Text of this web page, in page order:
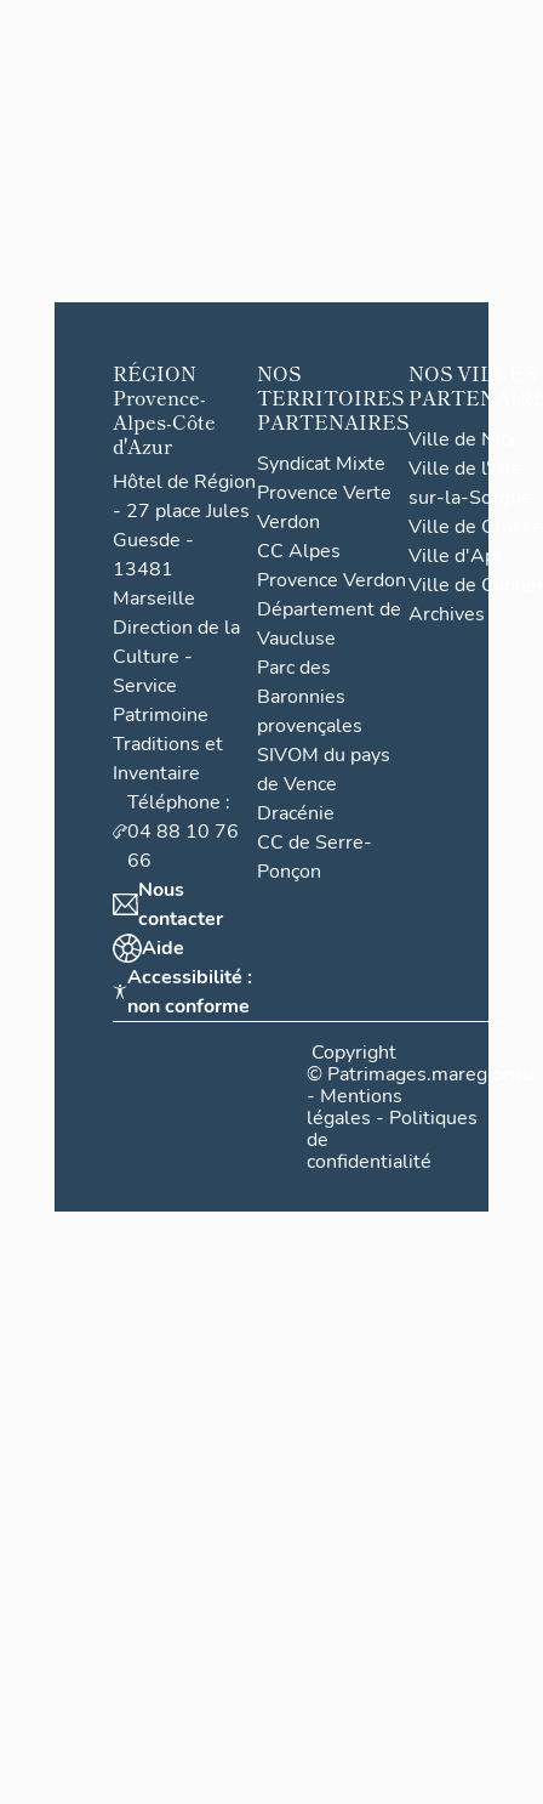
RÉGION
Provence-
Alpes-Côte
d'Azur
Hôtel de Région
- 27 place Jules
Guesde -
13481
Marseille
Direction de la
Culture -
Service
Patrimoine
Traditions et
Inventaire
Téléphone :
04 88 10 76
66
Nous
contacter
Aide
Accessibilité :
non conforme
NOS
TERRITOIRES
PARTENAIRES
Syndicat Mixte
Provence Verte
Verdon
CC Alpes
Provence Verdon
Département de
Vaucluse
Parc des
Baronnies
provençales
SIVOM du pays
de Vence
Dracénie
CC de Serre-
Ponçon
NOS VILLES
Ville de Nice
Ville de l'Isle-
sur-la-Sorgue
Ville de Grasse
Ville d'Apt
Ville de
Archives
Copyright
©
- Mentions
légales - Politiques
de
confidentialité